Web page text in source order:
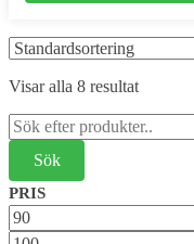
Visar alla 8 resultat
Sök
efter:
PRIS
Min
pris
Max